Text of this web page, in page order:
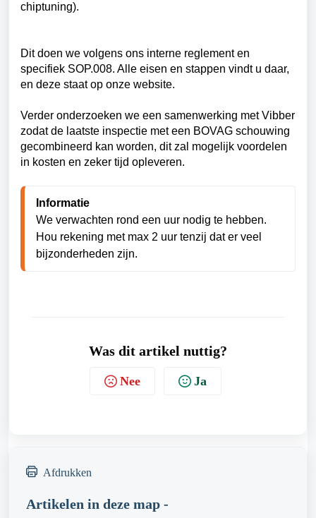
chiptuning).
Dit doen we volgens ons interne reglement en
specifiek SOP.008. Alle eisen en stappen vindt u daar,
en deze staat op onze website.
Verder onderzoeken we een samenwerking met Vibber
zodat de laatste inspectie met een BOVAG schouwing
gecombineerd kan worden, dit zal mogelijk voordelen
in kosten en zeker tijd opleveren.
Informatie
We verwachten rond een uur nodig te hebben.
Hou rekening met max 2 uur tenzij dat er veel
bijzonderheden zijn.
Was dit artikel nuttig?
Nee Ja
Afdrukken
Artikelen in deze map -